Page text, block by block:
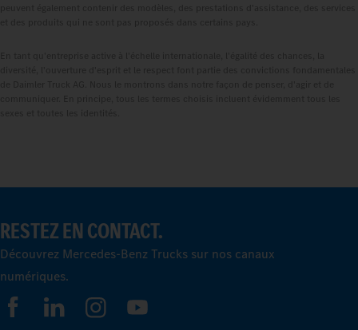
RESTEZ EN CONTACT.
Découvrez Mercedes-Benz Trucks sur nos canaux
numériques.